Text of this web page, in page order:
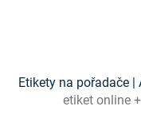
Etikety na pořadače
etiket online